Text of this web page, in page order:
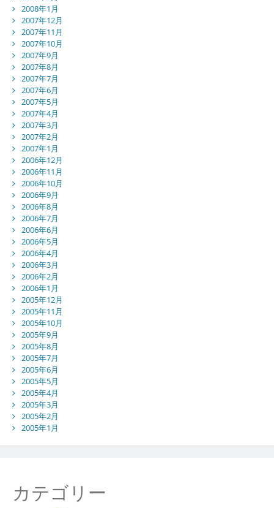
2008年1月
2007年12月
2007年11月
2007年10月
2007年9月
2007年8月
2007年7月
2007年6月
2007年5月
2007年4月
2007年3月
2007年2月
2007年1月
2006年12月
2006年11月
2006年10月
2006年9月
2006年8月
2006年7月
2006年6月
2006年5月
2006年4月
2006年3月
2006年2月
2006年1月
2005年12月
2005年11月
2005年10月
2005年9月
2005年8月
2005年7月
2005年6月
2005年5月
2005年4月
2005年3月
2005年2月
2005年1月
カテゴリー